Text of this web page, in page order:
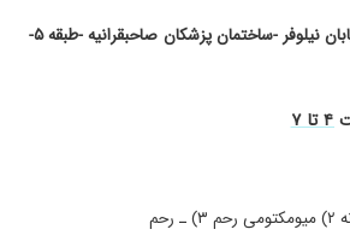
خیابان اقدسیه - نبش خیابان نیلوفر -ساختمان پزشکان صاحبقرانیه -طبقه ۵-
۴ تا ۷